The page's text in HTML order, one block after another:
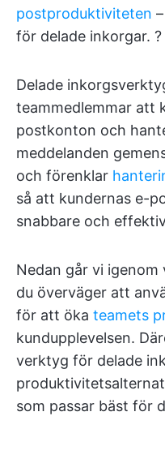
postproduktiviteten
för delade inkorgar. ?
Delade
teammedlemmar att
postkonton och
meddelanden
och förenklar
så att kundernas e-
snabbare och
Nedan går vi
du överväger att
för att öka teamets
kundupplevelsen.
verktyg för delade
som passar bäst för